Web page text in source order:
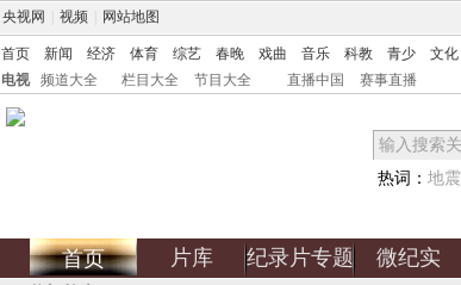
央视网 视频 网站地图
首页 新闻 经济 体育 综艺 春晚 戏曲 音乐 科教 青少 文化
电视
频道大全 栏目大全 节目大全 直播中国 赛事直播
热词： 地震
首页 片库 纪录片专题 微纪实